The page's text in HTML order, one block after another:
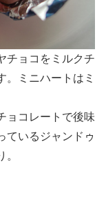
チョコをミルクチ
。ミニハートはミ
ョコレートで後味
ているジャンドゥ